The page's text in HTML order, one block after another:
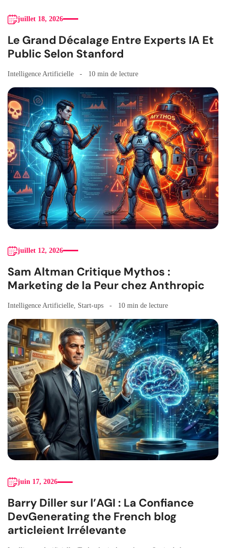
juillet 18, 2026
Le Grand Décalage Entre Experts IA Et
Public Selon Stanford
Intelligence Artificielle 10 min de lecture
juillet 12, 2026
Sam Altman Critique Mythos :
Marketing de la Peur chez Anthropic
Intelligence Artificielle Start-ups 10 min de lecture
juin 17, 2026
Barry Diller sur l’AGI : La Confiance
DevGenerating the French blog
articleient Irrélevante